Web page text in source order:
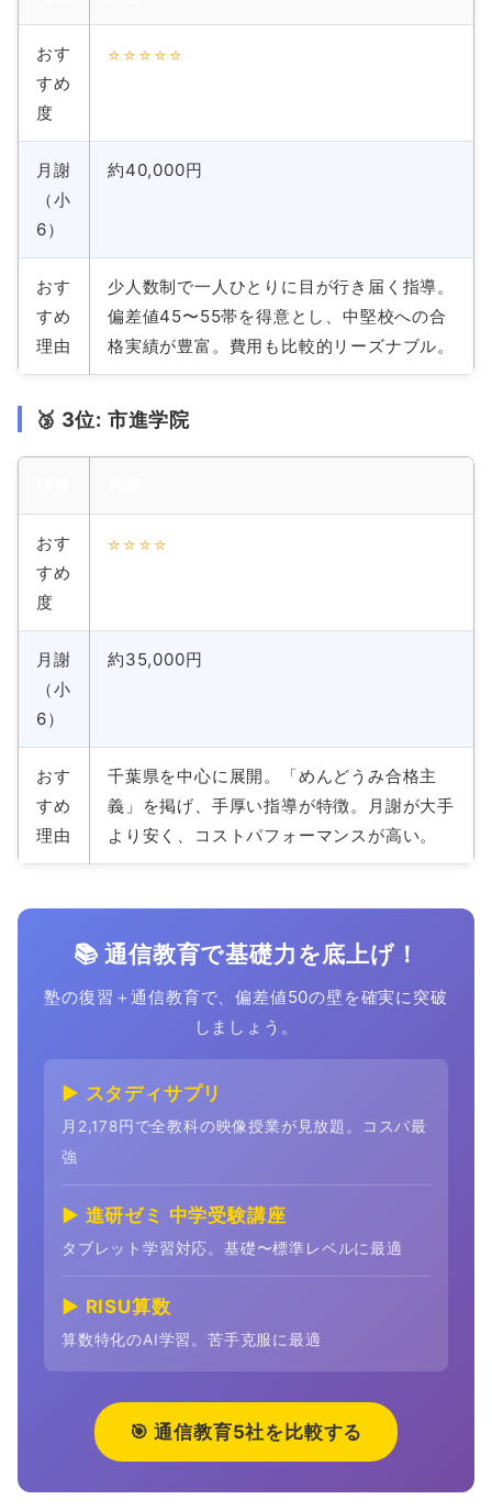
おす
すめ
度
⭐⭐⭐⭐⭐
月謝
（小
6）
約40,000円
おす
すめ
理由
少人数制で一人ひとりに目が行き届く指導。
偏差値45〜55帯を得意とし、中堅校への合
格実績が豊富。費用も比較的リーズナブル。
🥉 3位: 市進学院
おす
すめ
度
⭐⭐⭐⭐
月謝
（小
6）
約35,000円
おす
すめ
理由
千葉県を中心に展開。「めんどうみ合格主
義」を掲げ、手厚い指導が特徴。月謝が大手
より安く、コストパフォーマンスが高い。
📚 通信教育で基礎力を底上げ！
塾の復習＋通信教育で、偏差値50の壁を確実に突破
しましょう。
▶ スタディサプリ
月2,178円で全教科の映像授業が見放題。コスパ最
強
▶ 進研ゼミ 中学受験講座
タブレット学習対応。基礎〜標準レベルに最適
▶ RISU算数
算数特化のAI学習。苦手克服に最適
🎯 通信教育5社を比較する